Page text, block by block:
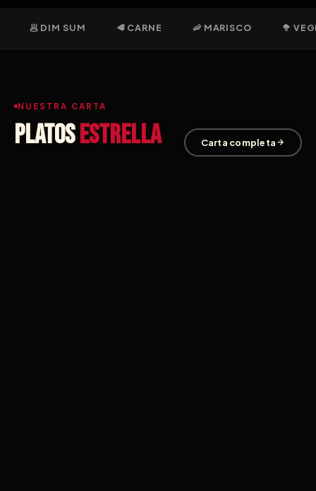
🥟 DIM SUM 🥩 CARNE 🦐 MARISCO 🥦
NUESTRA CARTA
Platosestrella Carta completa